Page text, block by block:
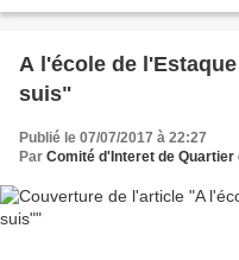
A l'école de
suis"
Publié le 07/07/2017 à 22:27
Par Comité d'Interet de Quartier